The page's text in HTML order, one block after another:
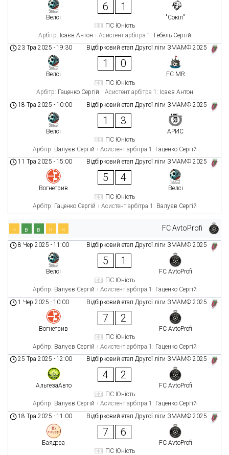
Велсі
6 1
"Сокіл"
ПС Юність
Арбітр: Ісаєв Антон Асистент арбітра 1: Гебель Сергій
Відбірковий етап Другої ліги ЗМАМФ 2025
23 Тра 2025 -19:30
Велсі
1 0
FC MR
ПС Юність
Арбітр: Гаценко Сергій Асистент арбітра 1: Ісаєв Антон
Відбірковий етап Другої ліги ЗМАМФ 2025
18 Тра 2025 -10:00
Велсі
1 3
АРИС
ПС Юність
Арбітр: Валуєв Сергій Асистент арбітра 1: Гаценко Сергій
Відбірковий етап Другої ліги ЗМАМФ 2025
11 Тра 2025 -15:00
Вогнетрив
5 4
Велсі
ПС Юність
Арбітр: Гаценко Сергій Асистент арбітра 1: Валуєв Сергій
FC AvtoProfi
н в в н н
Відбірковий етап Другої ліги ЗМАМФ 2025
8 Чер 2025 -11:00
Велсі
5 1
FC AvtoProfi
ПС Юність
Арбітр: Валуєв Сергій Асистент арбітра 1: Гаценко Сергій
Відбірковий етап Другої ліги ЗМАМФ 2025
1 Чер 2025 -10:00
Вогнетрив
7 2
FC AvtoProfi
ПС Юність
Арбітр: Валуєв Сергій Асистент арбітра 1: Гаценко Сергій
Відбірковий етап Другої ліги ЗМАМФ 2025
25 Тра 2025 -12:00
АльтезаАвто
4 2
FC AvtoProfi
ПС Юність
Арбітр: Валуєв Сергій Асистент арбітра 1: Гаценко Сергій
Відбірковий етап Другої ліги ЗМАМФ 2025
18 Тра 2025 -11:00
Баядера
7 6
FC AvtoProfi
ПС Юність